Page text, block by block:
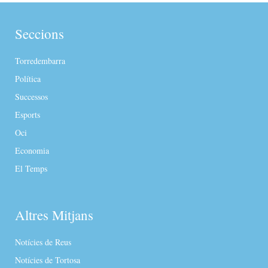
Seccions
Torredembarra
Política
Successos
Esports
Oci
Economia
El Temps
Altres Mitjans
Notícies de Reus
Notícies de Tortosa